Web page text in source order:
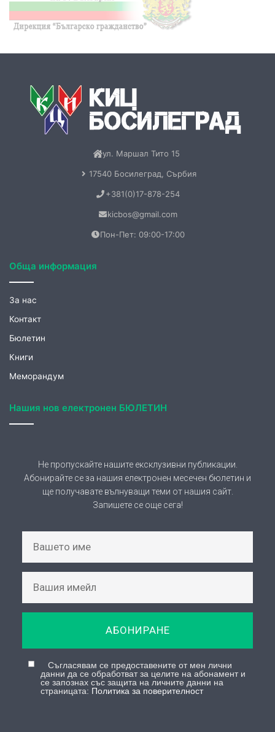
17540 Босилеград, Сърбия
+381(0)17-878-254
kicbos@gmail.com
Пон-Пет: 09:00-17:00
За нас
Контакт
Бюлетин
Книги
Меморандум
Абонирайте се за нашия електронен месечен бюлетин и
ще получавате вълнуващи теми от нашия сайт.
Запишете се още сега!
АБОНИРАНЕ
Съгласявам се предоставените от мен лични
се запознах със защита на личните данни на
страницата: Политика за поверителност